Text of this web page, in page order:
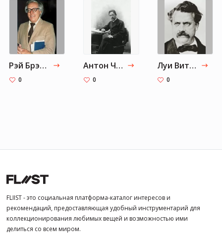
Рэй Брэдбери
0
Антон Чехов
0
Луи Виттон
0
FLIIST - это социальная платформа-каталог интересов и
рекомендаций, предоставляющая удобный инструментарий для
коллекционирования любимых вещей и возможностью ими
делиться со всем миром.